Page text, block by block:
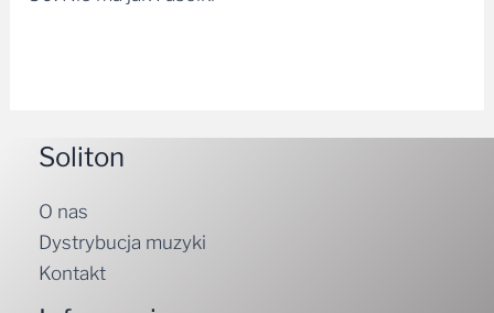
Soliton
O nas
Dystrybucja muzyki
Kontakt